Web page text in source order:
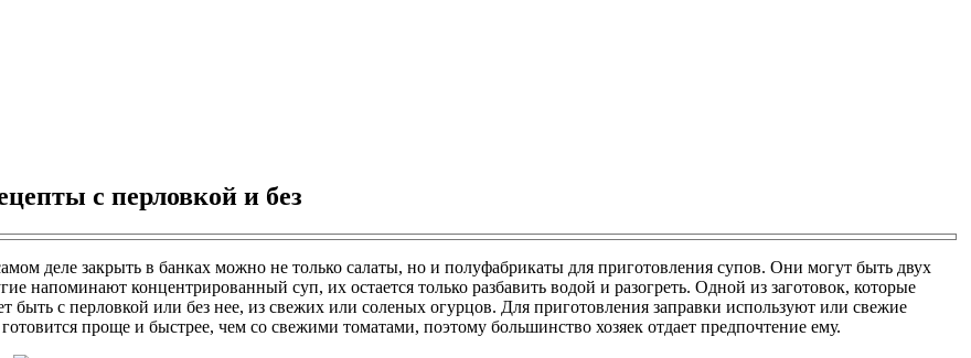
с перловкой и без
деле закрыть в банках можно не только салаты, но и полуфабрикаты для приготовления супов. Они могут быть двух
напоминают концентрированный суп, их остается только разбавить водой и разогреть. Одной из заготовок, которые
быть с перловкой или без нее, из свежих или соленых огурцов. Для приготовления заправки используют или свежие
проще и быстрее, чем со свежими томатами, поэтому большинство хозяек отдает предпочтение ему.